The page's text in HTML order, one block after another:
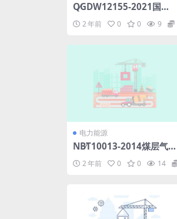
Q∕GDW12155-2021国家
电网有限公司应急指挥信
息系统技术规范(8.57MB)
2 年前 0 0 9
电力能源
NB∕T10013-2014煤层气
B)pdf
2 年前 0 0 14